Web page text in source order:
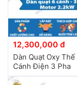
12,300,000 đ
Dàn Quạt Oxy
Cánh Điện 3 Pha